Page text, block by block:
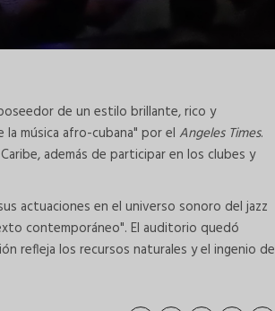
de un estilo brillante, rico y
música afro-cubana" por el Angeles Times.
además de participar en los clubes y
actuaciones en el universo sonoro del jazz
contemporáneo". El auditorio quedó
refleja los recursos naturales y el ingenio de